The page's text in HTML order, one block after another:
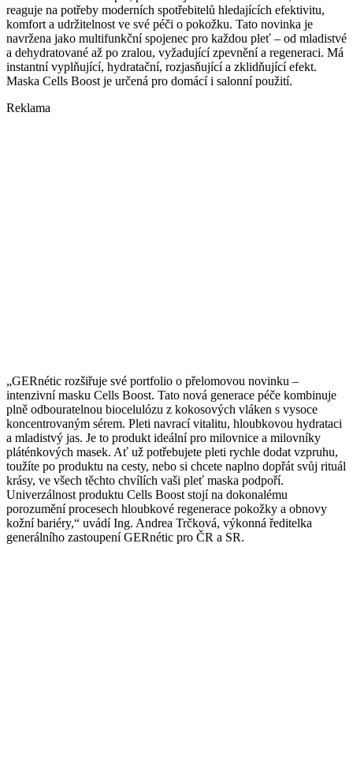
reaguje na potřeby moderních spotřebitelů hledajících efektivitu,
komfort a udržitelnost ve své péči o pokožku. Tato novinka je
navržena jako multifunkční spojenec pro každou pleť – od mladistvé
a dehydratované až po zralou, vyžadující zpevnění a regeneraci. Má
instantní vyplňující, hydratační, rozjasňující a zklidňující efekt.
Maska Cells Boost je určená pro domácí i salonní použití.
Reklama
„GERnétic rozšiřuje své portfolio o přelomovou novinku –
intenzivní masku Cells Boost. Tato nová generace péče kombinuje
plně odbouratelnou biocelulózu z kokosových vláken s vysoce
koncentrovaným sérem. Pleti navrací vitalitu, hloubkovou hydrataci
a mladistvý jas. Je to produkt ideální pro milovnice a milovníky
pláténkových masek. Ať už potřebujete pleti rychle dodat vzpruhu,
toužíte po produktu na cesty, nebo si chcete naplno dopřát svůj rituál
krásy, ve všech těchto chvílích vaši pleť maska podpoří.
Univerzálnost produktu Cells Boost stojí na dokonalému
porozumění procesech hloubkové regenerace pokožky a obnovy
kožní bariéry,“ uvádí Ing. Andrea Trčková, výkonná ředitelka
generálního zastoupení GERnétic pro ČR a SR.